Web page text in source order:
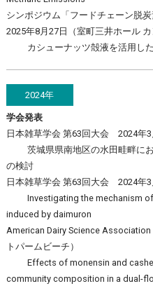
シンポジウム「フードチェーン脱
2025年8月27日（室町三井ホール カ
カシューナッツ殻液を活用し
2024年
学会発表
日本雑草学会 第63回大会 2024年3
茨城県県南地区の水田畦畔に
の検討
日本雑草学会 第63回大会 2024年3
Investigating the mechanism
induced by daimuron
American Dairy Science
トパームビーチ）
Effects of monensin and
community composition in a dual-